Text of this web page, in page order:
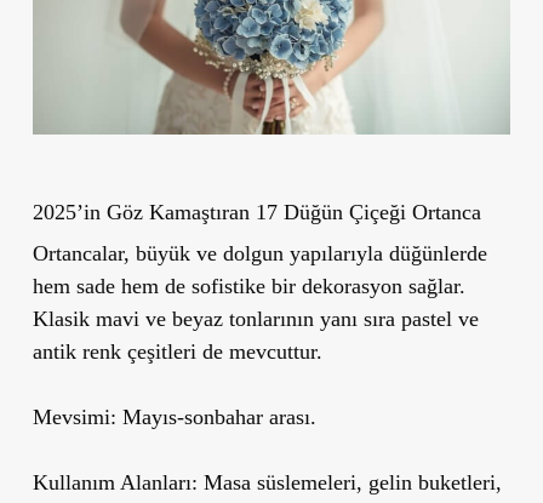
2025’in Göz Kamaştıran 17 Düğün Çiçeği Ortanca
Ortancalar, büyük ve dolgun yapılarıyla düğünlerde
hem sade hem de sofistikebir dekorasyon sağlar.
Klasik mavi ve beyaz tonlarının yanı sıra pastel ve
antik renk çeşitleri de mevcuttur.
Mevsimi: Mayıs-sonbahar arası.
Kullanım Alanları: Masa süslemeleri, gelin buketleri,